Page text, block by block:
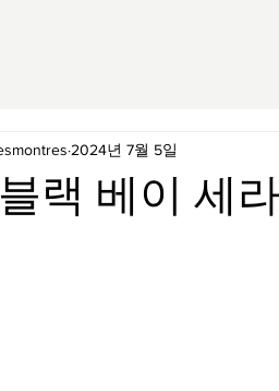
랙 베이 세
2024년 7월 5일